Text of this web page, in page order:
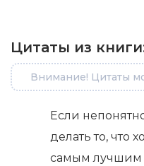
Цитаты из
Внимание! Цитаты
Если
делать то, что
самым